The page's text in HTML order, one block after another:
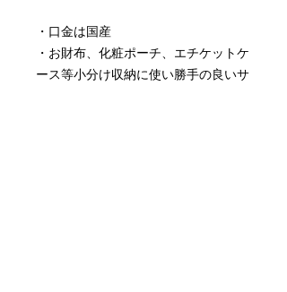
・口金は国産
・お財布、化粧ポーチ、エチケットケ
ース等小分け収納に使い勝手の良いサ